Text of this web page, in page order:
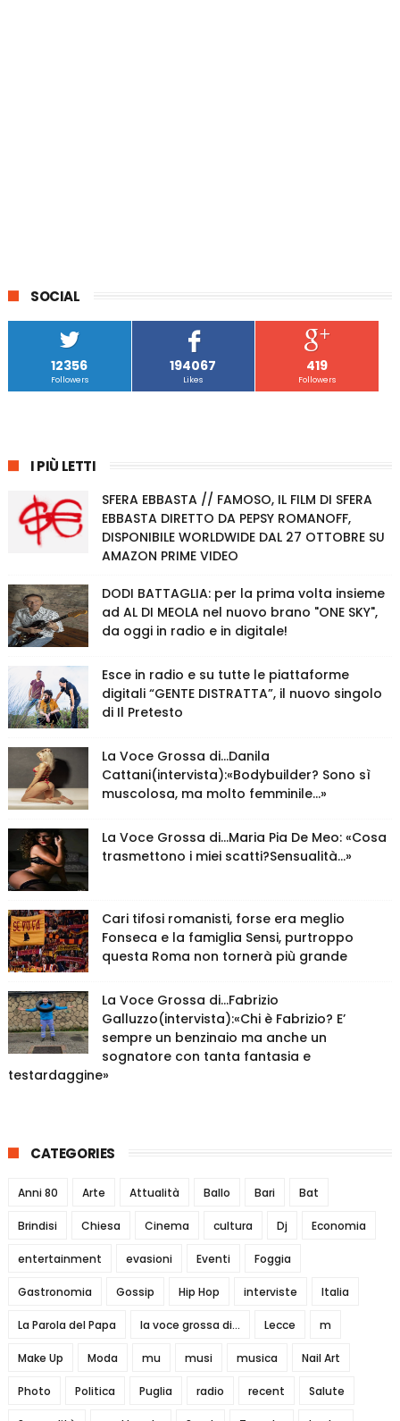
SOCIAL
12356
Followers
194067
Likes
419
Followers
I PIÙ LETTI
SFERA EBBASTA // FAMOSO, IL FILM DI SFERA
EBBASTA DIRETTO DA PEPSY ROMANOFF,
DISPONIBILE WORLDWIDE DAL 27 OTTOBRE SU
AMAZON PRIME VIDEO
DODI BATTAGLIA: per la prima volta insieme
ad AL DI MEOLA nel nuovo brano "ONE SKY",
da oggi in radio e in digitale!
Esce in radio e su tutte le piattaforme
digitali “GENTE DISTRATTA”, il nuovo singolo
di Il Pretesto
La Voce Grossa di…Danila
Cattani(intervista):«Bodybuilder? Sono sì
muscolosa, ma molto femminile…»
La Voce Grossa di…Maria Pia De Meo: «Cosa
trasmettono i miei scatti?Sensualità…»
Cari tifosi romanisti, forse era meglio
Fonseca e la famiglia Sensi, purtroppo
questa Roma non tornerà più grande
La Voce Grossa di…Fabrizio
Galluzzo(intervista):«Chi è Fabrizio? E’
sempre un benzinaio ma anche un
sognatore con tanta fantasia e
testardaggine»
CATEGORIES
Anni 80 Arte Attualità Ballo Bari Bat
Brindisi Chiesa Cinema cultura Dj Economia
entertainment evasioni Eventi Foggia
Gastronomia Gossip Hip Hop interviste Italia
La Parola del Papa la voce grossa di... Lecce m
Make Up Moda mu musi musica Nail Art
Photo Politica Puglia radio recent Salute